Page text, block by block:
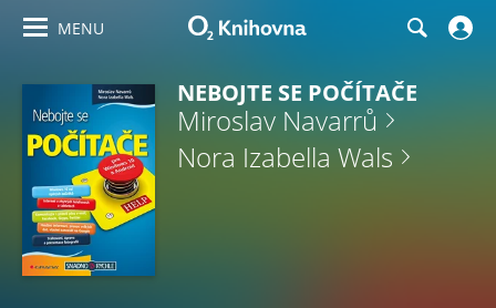
MENU
NEBOJTE SE POČÍTAČE
Miroslav Navarrů
Nora Izabella Wals